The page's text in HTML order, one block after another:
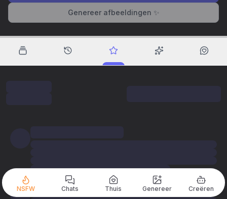
Genereer afbeeldingen ✨
NSFW Chats Thuis Genereer Creëren